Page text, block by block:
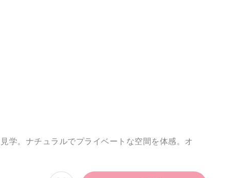
学。ナチュラルでプライベートな空間を体感。オ